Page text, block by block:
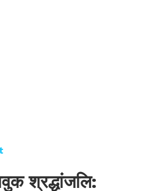
श्रद्धांजलि: